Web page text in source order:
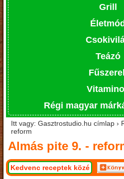
Grill
Teázó
Régi magyar
Itt vagy: Gasztrostudio.hu címlap ›
reform
Almás pite 9. -
Kedvenc receptek közé